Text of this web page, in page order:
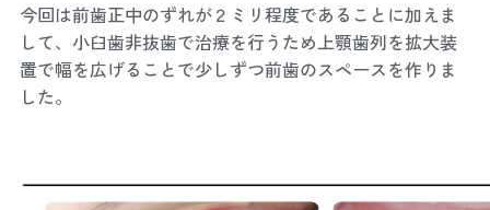
今回は前歯正中のずれが２ミリ程度であることに加えま
して、小臼歯非抜歯で治療を行うため上顎歯列を拡大装
置で幅を広げることで少しずつ前歯のスペースを作りま
した。